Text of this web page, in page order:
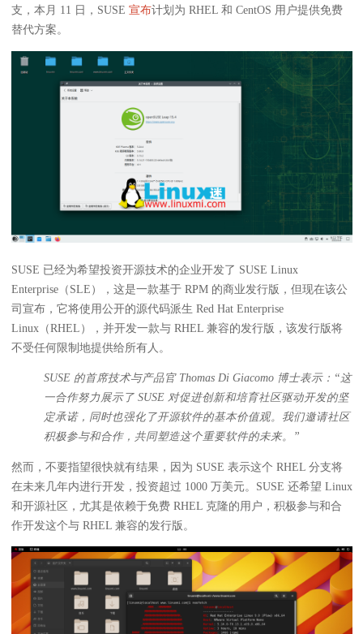
支，本月 11 日，SUSE 宣布计划为 RHEL 和 CentOS 用户提供免费
替代方案。
SUSE 已经为希望投资开源技术的企业开发了 SUSE Linux
Enterprise（SLE），这是一款基于 RPM 的商业发行版，但现在该公
司宣布，它将使用公开的源代码派生 Red Hat Enterprise
Linux（RHEL），并开发一款与 RHEL 兼容的发行版，该发行版将
不受任何限制地提供给所有人。
SUSE 的首席技术与产品官 Thomas Di Giacomo 博士表示：“这
一合作努力展示了 SUSE 对促进创新和培育社区驱动开发的坚
定承诺，同时也强化了开源软件的基本价值观。我们邀请社区
积极参与和合作，共同塑造这个重要软件的未来。”
然而，不要指望很快就有结果，因为 SUSE 表示这个 RHEL 分支将
在未来几年内进行开发，投资超过 1000 万美元。SUSE 还希望 Linux
和开源社区，尤其是依赖于免费 RHEL 克隆的用户，积极参与和合
作开发这个与 RHEL 兼容的发行版。